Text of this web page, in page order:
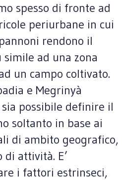
spesso di fronte ad
periurbane in cui
rendono il
ad una zona
un campo coltivato.
e Megrinyà
possibile definire il
soltanto in base ai
di ambito geografico,
di attività. E’
i fattori estrinseci,